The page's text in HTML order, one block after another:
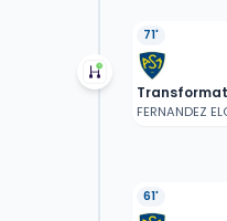
71'
FERNANDEZ
61'